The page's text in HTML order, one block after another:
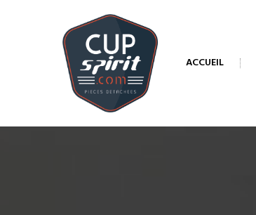
ACCUEIL